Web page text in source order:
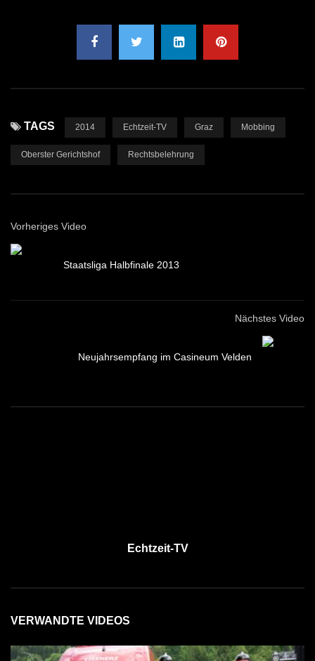
TAGS 2014 Echtzeit-TV Graz Mobbing
Oberster Gerichtshof Rechtsbelehrung
Vorheriges Video
Staatsliga Halbfinale 2013
Nächstes Video
Neujahrsempfang im Casineum Velden
Echtzeit-TV
VERWANDTE VIDEOS